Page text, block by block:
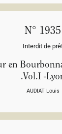
N° 1935
Interdit de
en
.Vol.I -
AUDIAT Louis